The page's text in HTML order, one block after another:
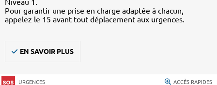
Niveau 1.
Pour garantir une prise en charge adaptée à chacun,
appelez le 15 avant tout déplacement aux urgences.
EN SAVOIR PLUS
URGENCES ACCÈS RAPIDES